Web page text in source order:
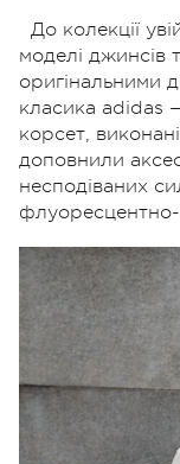
До колекції
моделі джинсів
оригінальними
класика adidas
корсет,
доповнили
несподіваних